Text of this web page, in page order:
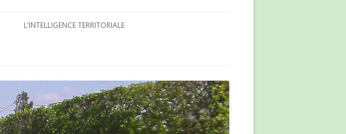
L’INTELLIGENCE TERRITORIALE